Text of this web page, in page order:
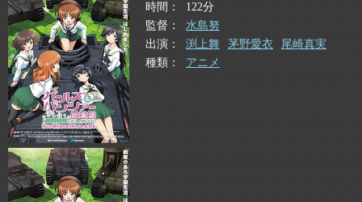
時間
122分
監督
水島努
出演
渕上舞 茅野愛衣
尾崎真実
種類
アニメ